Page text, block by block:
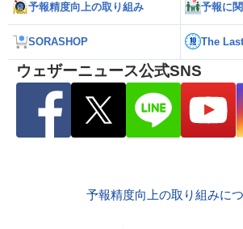
予報精度向上の取り組み 予報に
SORASHOP The
ウェザーニュース公式SNS
予報精度向上の取り組みに